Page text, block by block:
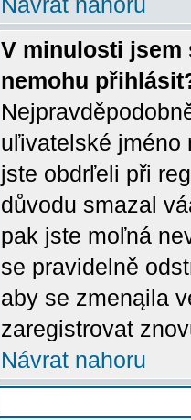
V minulosti jsem
nemohu
uľivatelské jméno
jste obdrľeli při
důvodu smazal
pak jste moľná
se pravidelně
aby se zmenąila
zaregistrovat
Návrat nahoru